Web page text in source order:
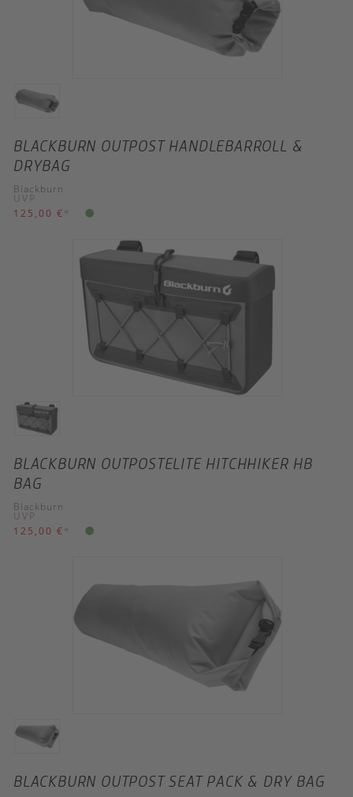
BLACKBURN OUTPOST HANDLEBARROLL &
DRYBAG
Blackburn
UVP
125,00 € *
BLACKBURN OUTPOSTELITE HITCHHIKER HB
BAG
Blackburn
UVP
125,00 € *
BLACKBURN OUTPOST SEAT PACK & DRY BAG